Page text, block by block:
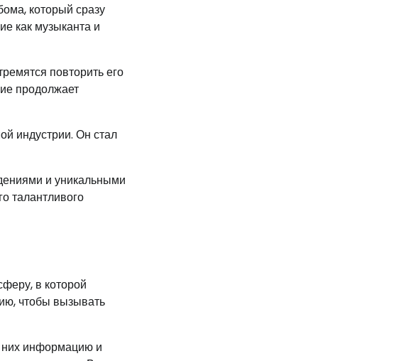
который сразу
как музыканта и
повторить его
продолжает
индустрии. Он стал
и уникальными
талантливого
в которой
чтобы вызывать
них информацию и